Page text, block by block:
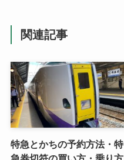
関連記事
特急とかちの予約方法・特